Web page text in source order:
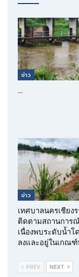
ข่าว
…
ข่าว
เทศบาลนครเชียง
ติดตามสถานการ
เนื่องพบระดับน้ำโ
ลงและอยู่ในเกณ
PREV NEXT